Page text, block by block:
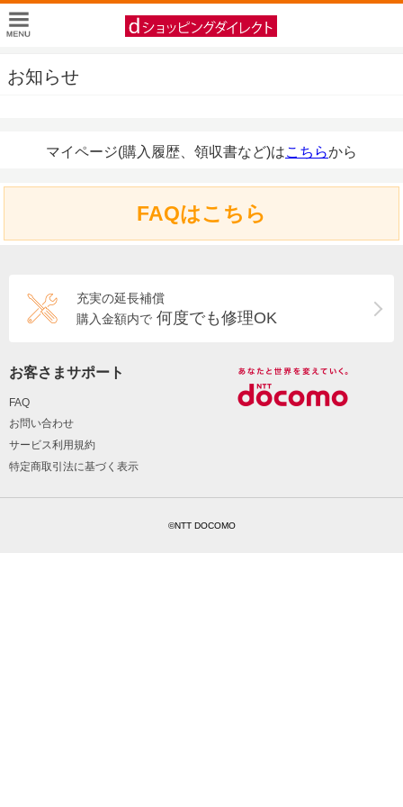
お知らせ
マイページ(購入履歴、領収書など)はこちらから
FAQはこちら
充実の延長補償
購入金額内で 何度でも修理OK
お客さまサポート
FAQ
お問い合わせ
サービス利用規約
特定商取引法に基づく表示
©NTT DOCOMO